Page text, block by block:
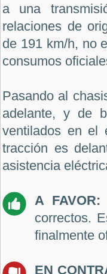
a una
relaciones de
de 191 km/h, no
consumos
Pasando al
adelante, y de
ventilados en el
tracción es
asistencia
A FAVOR:
correctos.
finalmente
EN